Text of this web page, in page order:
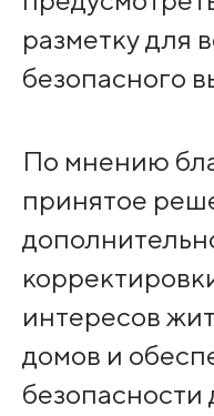
разметку для
безопасного
По мнению
принятое
интересов
домов и